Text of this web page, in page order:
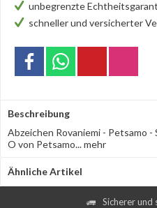
unbegrenzte
schneller und versicherter
Beschreibung
Abzeichen Rovaniemi - Petsamo -
O von Petsamo...mehr
Ähnliche Artikel
Sicherer und